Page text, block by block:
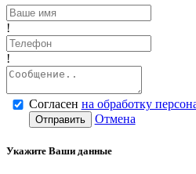
!
!
Согласен на обработку
Отправить Отмена
Укажите Ваши данные